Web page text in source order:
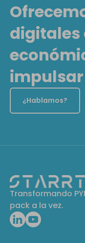
digitales
¿Hablamos?
Transformando
pack a la vez.